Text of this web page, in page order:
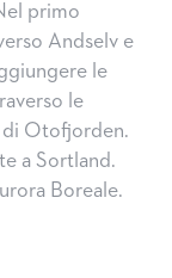
primo
Andselv e
le
le
Otofjorden.
a Sortland.
Boreale.